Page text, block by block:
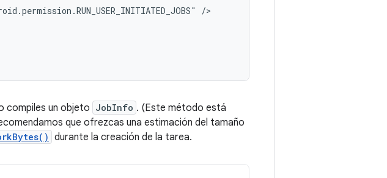
compiles un objeto JobInfo . (Este método está
que ofrezcas una estimación del tamaño
durante la creación de la tarea.